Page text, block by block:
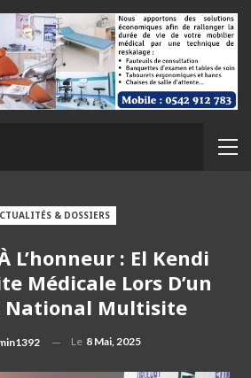
& DOSSIERS
L’honneur : El Kendi
Médicale Lors D’un
National Multisite
Le 8 Mai, 2025